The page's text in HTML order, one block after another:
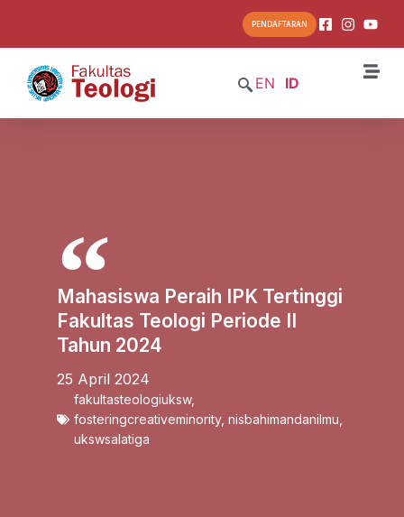
PENDAFTARAN
EN ID
Mahasiswa Peraih IPK Tertinggi
Fakultas Teologi Periode II
Tahun 2024
25 April 2024
fakultasteologiuksw,
fosteringcreativeminority, nisbahimandanilmu
ukswsalatiga